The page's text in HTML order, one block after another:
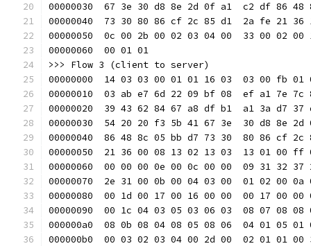
00000030  67 3e 30 d8 8e 2d 0f a1  c2 df 86
00000040  73 30 80 86 cf 2c 85 d1  2a fe
00000050  0c 00 2b 00 02 03 04 00  33 00
00000060  00 01 01
>>> Flow 3 (client to server)
00000000  14 03 03 00 01 01 16 03  03 00
00000010  03 ab e7 6d 22 09 bf 08  ef a1
00000020  39 43 62 84 67 a8 df b1  a1 3a
00000030  54 20 20 f3 5b 41 67 3e  30 d8
00000040  86 48 8c 05 bb d7 73 30  80 86
00000050  21 36 00 08 13 02 13 03  13 01
00000060  00 00 00 0e 00 0c 00 00  09 31
00000070  2e 31 00 0b 00 04 03 00  01 02
00000080  00 1d 00 17 00 16 00 00  00 17
00000090  00 1c 04 03 05 03 06 03  08 07
000000a0  08 0b 08 04 08 05 08 06  04 01
000000b0  00 03 02 03 04 00 2d 00  02 01